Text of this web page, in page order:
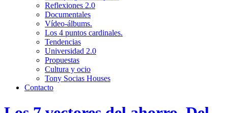
Reflexiones 2.0
Documentales
Vídeo-álbums.
Los 4 puntos cardinales.
Tendencias
Universidad 2.0
Propuestas
Cultura y ocio
Tony Socias Houses
Contacto